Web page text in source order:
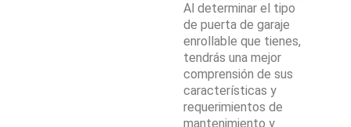
Al determinar el tipo
de puerta de garaje
enrollable que tienes,
tendrás una mejor
comprensión de sus
características y
requerimientos de
mantenimiento y